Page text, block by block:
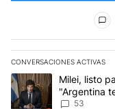
Todos los
CONVERSACIONES ACTIVAS
Este listado muestra
Un artículo deMilei, listo
"Argentina
53